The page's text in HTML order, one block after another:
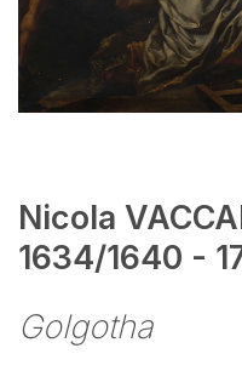
Nicola
1634/1640 -
Golgotha